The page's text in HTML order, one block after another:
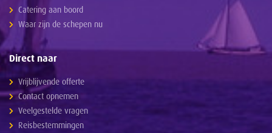
Catering aan boord
Waar zijn de schepen nu
Direct naar
Vrijblijvende offerte
Contact opnemen
Veelgestelde vragen
Reisbestemmingen